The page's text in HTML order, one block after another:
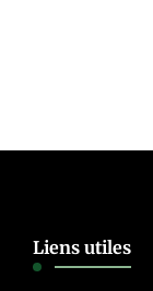
Liens utiles